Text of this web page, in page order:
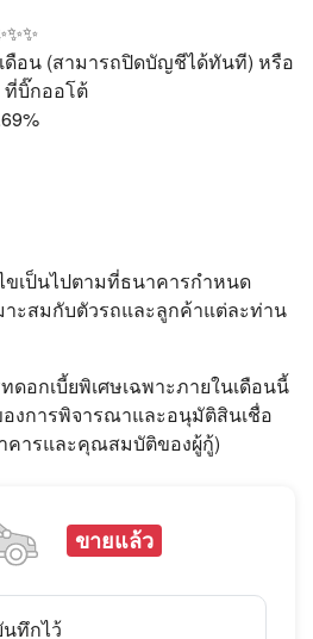
ดือน (สามารถปิดบัญชีได้ทันที) หรือ
ที่บิ๊กออโต้
ขเป็นไปตามที่ธนาคารกำหนด
าะสมกับตัวรถและลูกค้าแต่ละท่าน
ดอกเบี้ยพิเศษเฉพาะภายในเดือนนี้
องการพิจารณาและอนุมัติสินเชื่อ
คารและคุณสมบัติของผู้กู้)
ขายแล้ว
ทึกไว้